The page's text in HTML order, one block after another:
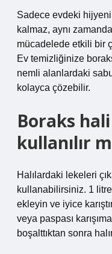
Sadece evdeki
kalmaz, aynı
mücadelede etkili bir
Ev temizliğinize
nemli alanlardaki
kolayca çözebilir.
Boraks
kullanılır
Halılardaki lekeleri
kullanabilirsiniz. 1
ekleyin ve iyice
veya paspası
boşalttıktan sonra